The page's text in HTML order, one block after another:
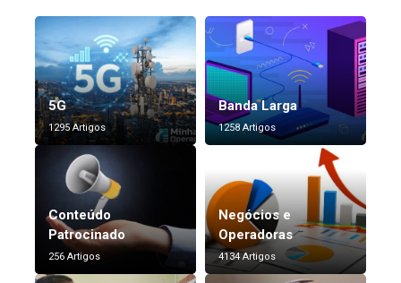
5G
1295 Artigos
Banda Larga
1258 Artigos
Conteúdo
Patrocinado
256 Artigos
Negócios e
Operadoras
4134 Artigos